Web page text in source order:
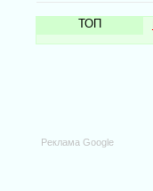
ТОП
Реклама Google